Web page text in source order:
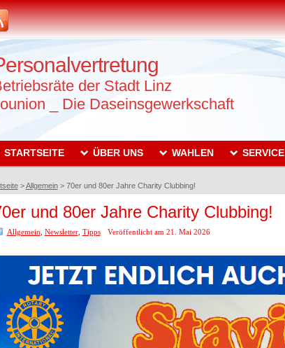
der Stadt Linz
_ Die Daseinsgewerkschaft
STARTSEITE ÜBER UNS WAHLEN SERVICE
>Allgemein> 70er und 80er Jahre Charity Clubbing!
und 80er Jahre Charity Clubbing!
Allgemein Newsletter, Tipps Veröffentlicht am 21. Mai 2026